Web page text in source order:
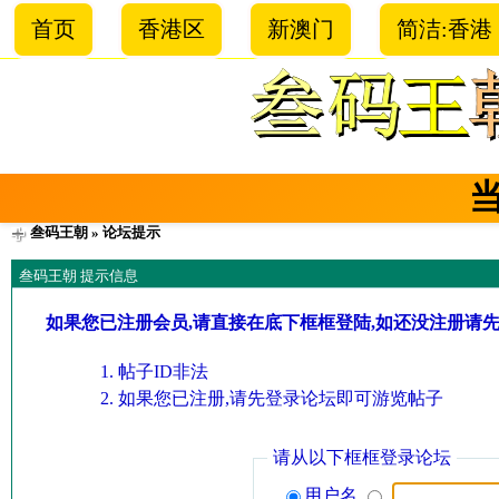
首页 香港区 新澳门 简洁:香港
叁码王朝 » 论坛提示
叁码王朝 提示信息
如果您已注册会员,请直接在底下框框登陆,如还没注册请
帖子ID非法
如果您已注册,请先登录论坛即可游览帖子
请从以下框框登录论坛
用户名